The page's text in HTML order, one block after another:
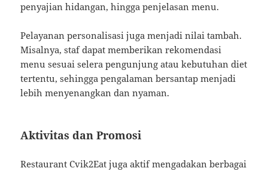
penyajian hidangan, hingga penjelasan menu.
Pelayanan personalisasi juga menjadi nilai tambah.
Misalnya, staf dapat memberikan rekomendasi
menu sesuai selera pengunjung atau kebutuhan diet
tertentu, sehingga pengalaman bersantap menjadi
lebih menyenangkan dan nyaman.
Aktivitas dan Promosi
Restaurant Cvik2Eat juga aktif mengadakan berbagai